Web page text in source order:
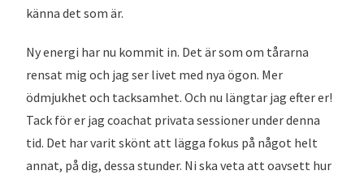
känna det som är.
Ny energi har nu kommit in. Det är som om tårarna
rensat mig och jag ser livet med nya ögon. Mer
ödmjukhet och tacksamhet. Och nu längtar jag efter er!
Tack för er jag coachat privata sessioner under denna
tid. Det har varit skönt att lägga fokus på något helt
annat, på dig, dessa stunder. Ni ska veta att oavsett hur